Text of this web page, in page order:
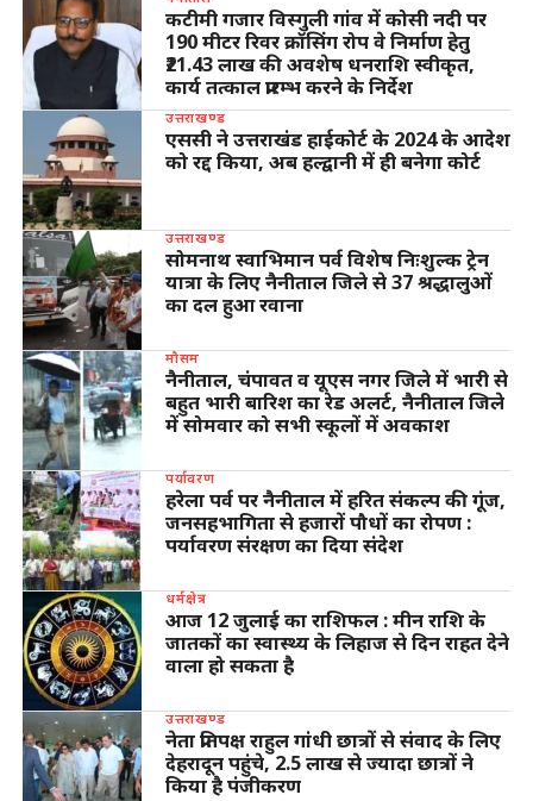
कटीमी गजार विस्गुली गांव में कोसी नदी पर
190 मीटर रिवर क्रॉसिंग रोप वे निर्माण हेतु
₹21.43 लाख की अवशेष धनराशि स्वीकृत,
कार्य तत्काल प्रारम्भ करने के निर्देश
उत्तराखण्ड
एससी ने उत्तराखंड हाईकोर्ट के 2024 के आदेश
को रद्द किया, अब हल्द्वानी में ही बनेगा कोर्ट
उत्तराखण्ड
सोमनाथ स्वाभिमान पर्व विशेष निःशुल्क ट्रेन
यात्रा के लिए नैनीताल जिले से 37 श्रद्धालुओं
का दल हुआ रवाना
मौसम
नैनीताल, चंपावत व यूएस नगर जिले में भारी से
बहुत भारी बारिश का रेड अलर्ट, नैनीताल जिले
में सोमवार को सभी स्कूलों में अवकाश
पर्यावरण
हरेला पर्व पर नैनीताल में हरित संकल्प की गूंज,
जनसहभागिता से हजारों पौधों का रोपण :
पर्यावरण संरक्षण का दिया संदेश
धर्मक्षेत्र
आज 12 जुलाई का राशिफल : मीन राशि के
जातकों का स्वास्थ्य के लिहाज से दिन राहत देने
वाला हो सकता है
उत्तराखण्ड
नेता प्रतिपक्ष राहुल गांधी छात्रों से संवाद के लिए
देहरादून पहुंचे, 2.5 लाख से ज्यादा छात्रों ने
किया है पंजीकरण